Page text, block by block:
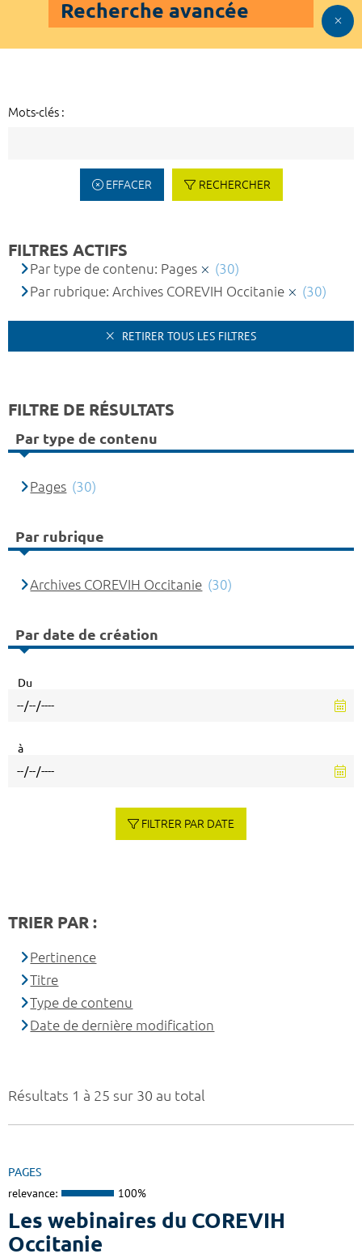
Recherche avancée
Mots-clés :
EFFACER RECHERCHER
Résultats 1 à 25 sur 30 au total
PAGES
relevance: 100%
Les webinaires du COREVIH
Occitanie
FILTRES ACTIFS
Par type de contenu: Pages
(30)
Par rubrique: Archives COREVIH Occitanie
(30)
RETIRER TOUS LES FILTRES
FILTRE DE RÉSULTATS
Par type de contenu
Pages (30)
Par rubrique
Archives COREVIH Occitanie (30)
Par date de création
Du
à
FILTRER PAR DATE
TRIER PAR :
Pertinence
Titre
Type de contenu
Date de dernière modification